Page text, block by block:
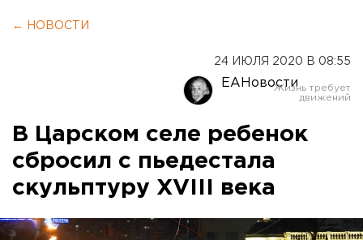
← НОВОСТИ
24 ИЮЛЯ 2020 В 08:55
ЕАНовости
В Царском селе ребенок
сбросил с пьедестала
скульптуру XVIII века